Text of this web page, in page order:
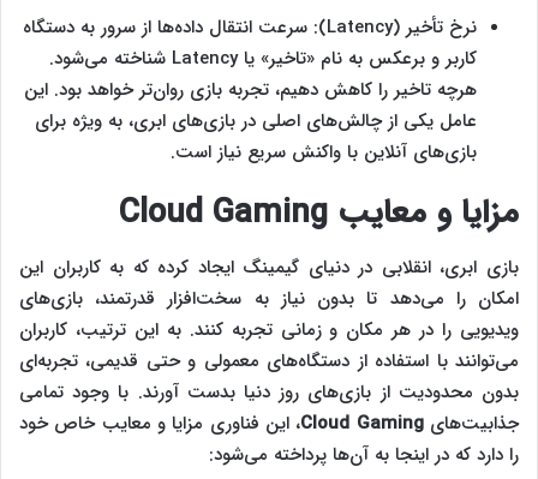
نرخ تأخیر (Latency): سرعت انتقال داده‌ها از سرور به دستگاه
کاربر و برعکس به نام «تاخیر» یا Latency شناخته می‌شود.
هرچه تاخیر را کاهش دهیم، تجربه بازی روان‌تر خواهد بود. این
عامل یکی از چالش‌های اصلی در بازی‌های ابری، به ویژه برای
بازی‌های آنلاین با واکنش سریع نیاز است.
مزایا و معایب Cloud Gaming
بازی ابری، انقلابی در دنیای گیمینگ ایجاد کرده که به کاربران این
امکان را می‌دهد تا بدون نیاز به سخت‌افزار قدرتمند، بازی‌های
ویدیویی را در هر مکان و زمانی تجربه کنند. به این ترتیب، کاربران
می‌توانند با استفاده از دستگاه‌های معمولی و حتی قدیمی، تجربه‌ای
بدون محدودیت از بازی‌های روز دنیا بدست آورند. با وجود تمامی
جذابیت‌هایCloud Gaming، این فناوری مزایا و معایب خاص خود
را دارد که در اینجا به آن‌ها پرداخته می‌شود: